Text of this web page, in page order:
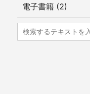
電子書籍 (2)